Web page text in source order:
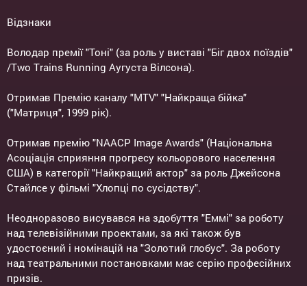
Відзнаки
Володар премії "Тоні" (за роль у виставі "Біг двох поїздів"
/Two Trains Running Аугуста Вілсона).
Отримав Премію каналу "MTV" "Найкраща бійка"
("Матриця", 1999 рік).
Отримав премію "NAACP Image Awards" (Національна
Асоціація сприяння прогресу кольорового населення
США) в категорії "Найкращий актор" за роль Джейсона
Стайлсе у фільмі "Хлопці по сусідству".
Неодноразово висувався на здобуття "Еммі" за роботу
над телевізійними проектами, за які також був
удостоєний і номінацій на "Золотий глобус". За роботу
над театральними постановками має серію професійних
призів.